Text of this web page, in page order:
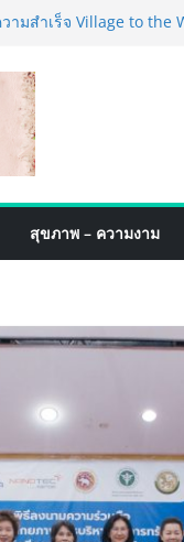
ามสำเร็จ Village to the
อริ่ง เทคโนโลยี (ไทยแลน
ขยายฐานการผลิตสู่เอเชี
สตร์ระดับโลก
กคนดังสายเกม ไทย ปะท
เปิดสงครามกิลด์ข้ามประ
เปิดตัวแชมพูอาบน้
พลังธรรมชาติ “Zero-
กค้าง
หาคมนี้ ณ ลานคนเมือง
สุขภาพ – ความงาม